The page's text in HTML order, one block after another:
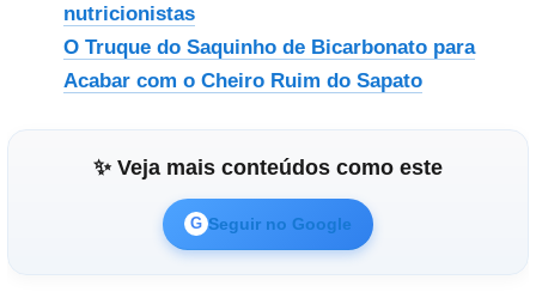
nutricionistas
O Truque do Saquinho de Bicarbonato para
Acabar com o Cheiro Ruim do Sapato
✨ Veja mais conteúdos como este
G Seguir no Google